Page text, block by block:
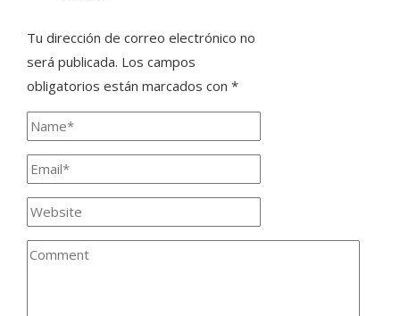
Tu dirección de correo electrónico no
será publicada. Los campos
obligatorios están marcados con *